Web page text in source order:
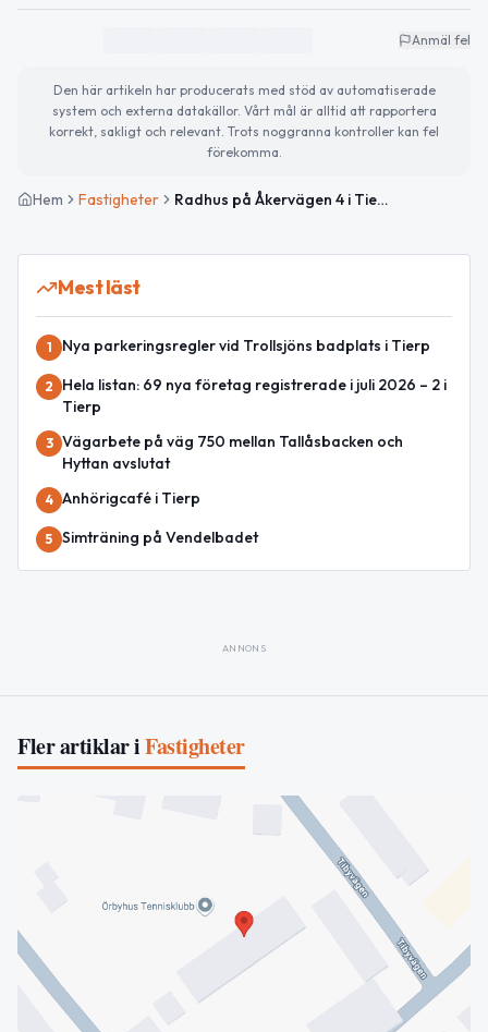
Anmäl fel
Den här artikeln har producerats med stöd av automatiserade
system och externa datakällor. Vårt mål är alltid att rapportera
korrekt, sakligt och relevant. Trots noggranna kontroller kan fel
förekomma.
Hem Fastigheter Radhus på Åkervägen 4 i Tierp sålt för 1 445 000 kronor
Mest läst
1 Nya parkeringsregler vid Trollsjöns badplats i Tierp
2
Hela listan: 69 nya företag registrerade i juli 2026 – 2 i
Tierp
3 Vägarbete på väg 750 mellan Tallåsbacken och
Hyttan avslutat
4 Anhörigcafé i Tierp
5 Simträning på Vendelbadet
ANNONS
Fler artiklar iFastigheter